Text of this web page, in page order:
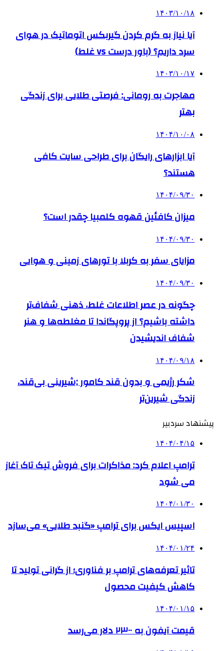
۱۴۰۳/۱۰/۱۸
آیا نیاز به گرم کردن گیربکس اتوماتیک در هوای
سرد داریم؟ (باور درست vs غلط)
۱۴۰۳/۱۰/۱۷
مهاجرت به رومانی: فرصتی طلایی برای زندگی
بهتر
۱۴۰۴/۱۰/۰۸
آیا ابزارهای رایگان برای طراحی سایت کافی
هستند؟
۱۴۰۴/۰۹/۳۰
میزان کافئین قهوه کلمبیا چقدر است؟
۱۴۰۴/۰۹/۳۰
مزایای سفر به کربلا با تورهای زمینی و هوایی
۱۴۰۴/۰۹/۳۰
چگونه در عصر اطلاعات غلط، ذهنی شفاف‌تر
داشته باشیم؟ از پروپگاندا تا مغلطه‌ها و هنر
شفاف اندیشیدن
۱۴۰۴/۰۹/۱۸
شکر رژیمی و بدون قند کامور ;شیرینی بی‌قند،
زندگی شیرین‌تر
پیشنهاد سردبیر
۱۴۰۴/۰۴/۱۵
ترامپ اعلام کرد: مذاکرات برای فروش تیک تاک آغاز
می شود
۱۴۰۴/۰۱/۳۰
اسپیس ایکس برای ترامپ «گنبد طلایی» می‌سازد
۱۴۰۴/۰۱/۲۴
تاثیر تعرفه‌های ترامپ بر فناوری؛ از گرانی تولید تا
کاهش کیفیت محصول
۱۴۰۴/۰۱/۱۵
قیمت آیفون به ۲۳۰۰ دلار می‌رسد